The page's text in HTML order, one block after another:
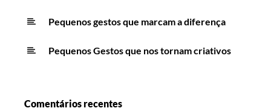
Pequenos gestos que marcam a diferença
Pequenos Gestos que nos tornam criativos
Comentários recentes